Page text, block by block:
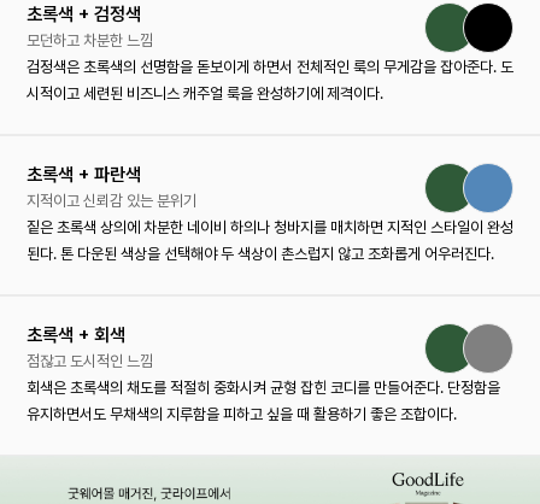
초록색 + 검정색
모던하고 차분한 느낌
검정색은 초록색의 선명함을 돋보이게 하면서 전체적인 룩의 무게감을 잡아준다. 도
시적이고 세련된 비즈니스 캐주얼 룩을 완성하기에 제격이다.
초록색 + 파란색
지적이고 신뢰감 있는 분위기
짙은 초록색 상의에 차분한 네이비 하의나 청바지를 매치하면 지적인 스타일이 완성
된다. 톤 다운된 색상을 선택해야 두 색상이 촌스럽지 않고 조화롭게 어우러진다.
초록색 + 회색
점잖고 도시적인 느낌
회색은 초록색의 채도를 적절히 중화시켜 균형 잡힌 코디를 만들어준다. 단정함을
유지하면서도 무채색의 지루함을 피하고 싶을 때 활용하기 좋은 조합이다.